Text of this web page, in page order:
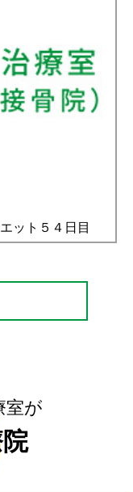
ット５４日目
室が